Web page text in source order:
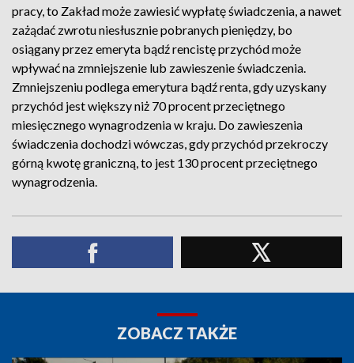
pracy, to Zakład może zawiesić wypłatę świadczenia, a nawet
zażądać zwrotu niesłusznie pobranych pieniędzy, bo
osiągany przez emeryta bądź rencistę przychód może
wpływać na zmniejszenie lub zawieszenie świadczenia.
Zmniejszeniu podlega emerytura bądź renta, gdy uzyskany
przychód jest większy niż 70 procent przeciętnego
miesięcznego wynagrodzenia w kraju. Do zawieszenia
świadczenia dochodzi wówczas, gdy przychód przekroczy
górną kwotę graniczną, to jest 130 procent przeciętnego
wynagrodzenia.
ZOBACZ TAKŻE